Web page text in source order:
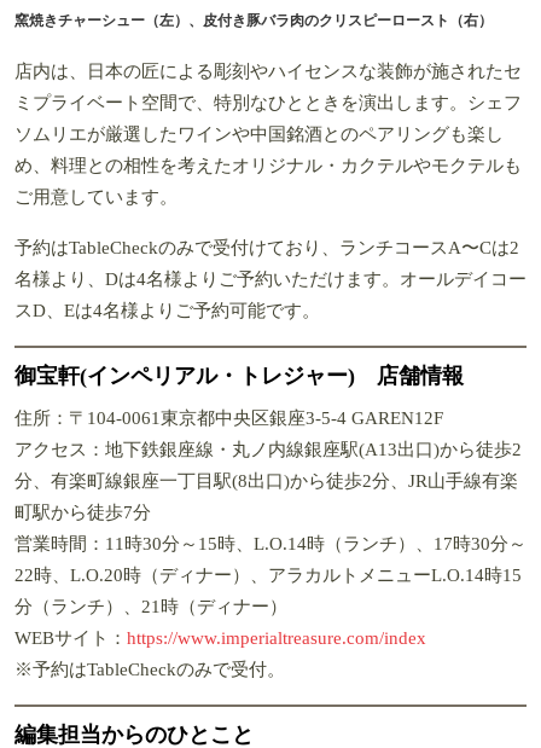
窯焼きチャーシュー（左）、皮付き豚バラ肉のクリスピーロースト（右）
店内は、日本の匠による彫刻やハイセンスな装飾が施されたセ
ミプライベート空間で、特別なひとときを演出します。シェフ
ソムリエが厳選したワインや中国銘酒とのペアリングも楽し
め、料理との相性を考えたオリジナル・カクテルやモクテルも
ご用意しています。
予約はTableCheckのみで受付けており、ランチコースA〜Cは2
名様より、Dは4名様よりご予約いただけます。オールデイコー
スD、Eは4名様よりご予約可能です。
御宝軒(インペリアル・トレジャー) 店舗情報
住所：〒104-0061東京都中央区銀座3-5-4 GAREN12F
アクセス：地下鉄銀座線・丸ノ内線銀座駅(A13出口)から徒歩2
分、有楽町線銀座一丁目駅(8出口)から徒歩2分、JR山手線有楽
町駅から徒歩7分
営業時間：11時30分～15時、L.O.14時（ランチ）、17時30分～
22時、L.O.20時（ディナー）、アラカルトメニューL.O.14時15
分（ランチ）、21時（ディナー）
WEBサイト： https://www.imperialtreasure.com/index
※予約はTableCheckのみで受付。
編集担当からのひとこと